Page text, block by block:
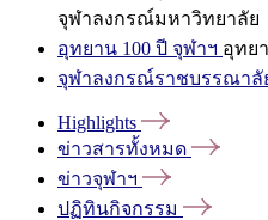
จุฬาลงกรณ์มหาวิทยาลัย
อุทยาน 100 ปี จุฬาฯ อุทย
จุฬาลงกรณ์ราชบรรณาลั
Highlights
ข่าวสารทั้งหมด
ข่าวจุฬาฯ
ปฏิทินกิจกรรม